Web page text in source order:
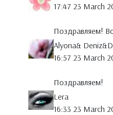
17:47 23 March
Поздравляем!
Alyona&
16:57 23 March
Поздравляем!
Lera
16:33 23 March